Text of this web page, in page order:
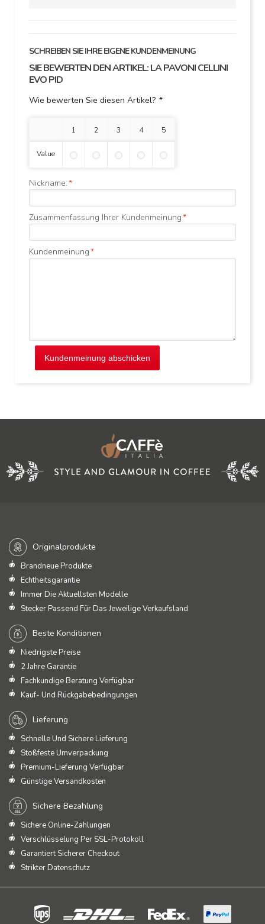
SCHREIBEN SIE IHRE EIGENE KUNDENMEINUNG
SIE BEWERTEN DEN ARTIKEL:LA PAVONI CELLINI
EVO PID
Wie bewerten Sie diesen Artikel? *
1 Stern 2 Sterne3 Sterne4 Sterne5 Sterne
Value
*
Nickname:
*
Zusammenfassung Ihrer Kundenmeinung
*
Kundenmeinung
Kundenmeinung abschicken
Originalprodukte
Brandneue Produkte
Echtheitsgarantie
Immer Die Aktuellsten Modelle
Stecker Passend Für Das Jeweilige Verkaufsland
Beste Konditionen
Niedrigste Preise
2 Jahre Garantie
Fachkundige Beratung Verfügbar
Kauf- Und Rückgabebedingungen
Lieferung
Schnelle Und Sichere Lieferung
Stoßfeste Umverpackung
Premium-Lieferung Verfügbar
Günstige Versandkosten
Sichere Bezahlung
Sichere Online-Zahlungen
Verschlüsselung Per SSL-Protokoll
Garantiert Sicherer Checkout
Strikter Datenschutz